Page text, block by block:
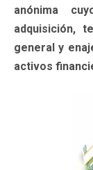
anónima
adquisición,
general y
activos